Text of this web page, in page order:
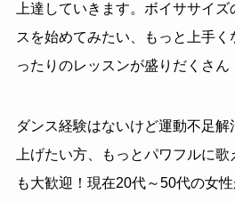
上達していきます。ボイササイ
スを始めてみたい、もっと上手
ったりのレッスンが盛りだくさん
ダンス経験はないけど運動不足
上げたい方、もっとパワフルに
も大歓迎！現在20代～50代の女